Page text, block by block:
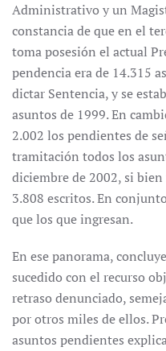
Administrativo y un
constancia de que en el
toma posesión el actual
pendencia era de 14.315
dictar Sentencia, y se
asuntos de 1999. En
2.002 los pendientes de
tramitación todos los
diciembre de 2002, si
3.808 escritos. En
que los que ingresan.
En ese panorama,
sucedido con el recurso
retraso denunciado,
por otros miles de ellos.
asuntos pendientes